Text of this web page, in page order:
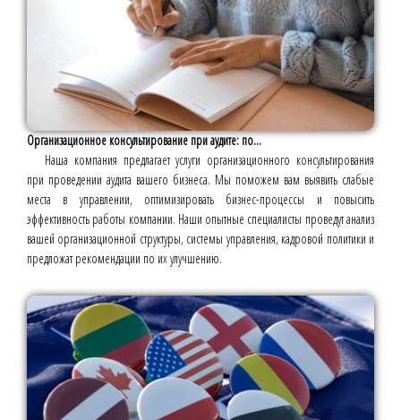
Организационное консультирование при аудите: по...
Наша компания предлагает услуги организационного консультирования
при проведении аудита вашего бизнеса. Мы поможем вам выявить слабые
места в управлении, оптимизировать бизнес-процессы и повысить
эффективность работы компании. Наши опытные специалисты проведут анализ
вашей организационной структуры, системы управления, кадровой политики и
предложат рекомендации по их улучшению.